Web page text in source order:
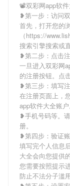
📽双彩网app软
❥第一步：访问
首先，打开您的
（https://
搜索引擎搜索或
❥第二步：点击
一旦进入双彩网
的注册按钮。点
❥第三步：填写
在注册页面上，
app软件大全账
❥手机号码等。
册。
❥第四步：验证
填写完个人信息
大全会向您提供
您需要按照提示
防止不法分子滥